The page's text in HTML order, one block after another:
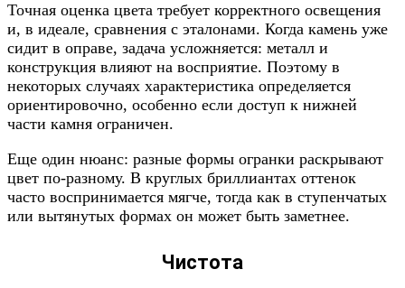
Точная оценка цвета требует корректного освещения
и, в идеале, сравнения с эталонами. Когда камень уже
сидит в оправе, задача усложняется: металл и
конструкция влияют на восприятие. Поэтому в
некоторых случаях характеристика определяется
ориентировочно, особенно если доступ к нижней
части камня ограничен.
Еще один нюанс: разные формы огранки раскрывают
цвет по-разному. В круглых бриллиантах оттенок
часто воспринимается мягче, тогда как в ступенчатых
или вытянутых формах он может быть заметнее.
Чистота